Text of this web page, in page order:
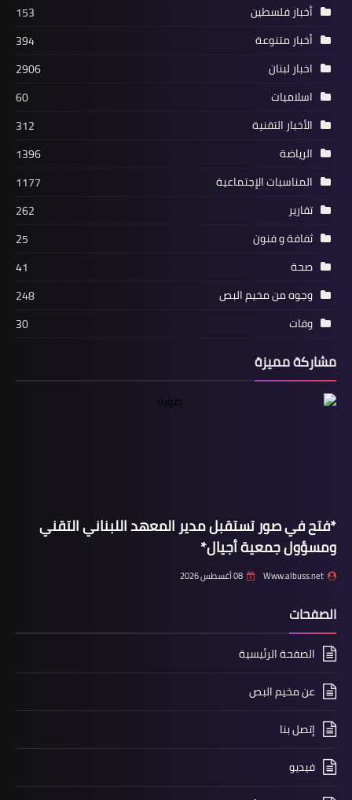
أخبار فلسطين
153
أخبار متنوعة
394
اخبار لبنان
2906
اسلاميات
60
الأخبار التقنية
312
الرياضة
1396
المناسبات الإجتماعية
1177
تقارير
262
ثفافة و فنون
25
صحة
41
وجوه من مخيم البص
248
وفات
30
مشاركة مميزة
*فتح في صور تستقبل مدير المعهد اللبناني التقني
ومسؤول جمعية أجيال*
Www.albuss.net 08 أغسطس 2026
الصفحات
الصفحة الرئيسية
عن مخيم البص
إتصل بنا
فيديو